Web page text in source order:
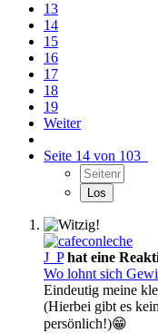
13
14
15
16
17
18
19
Weiter
Seite 14 von 103
J_P hat eine
Wo lohnt sich
Eindeutig meine
(Hierbei gibt es
persönlich!)😁